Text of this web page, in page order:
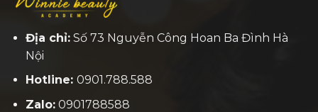
Địa chỉ:Số 73 Nguyễn Công Hoan Ba Đình Hà
Nội
Hotline: 0901.788.588
Zalo:0901788588